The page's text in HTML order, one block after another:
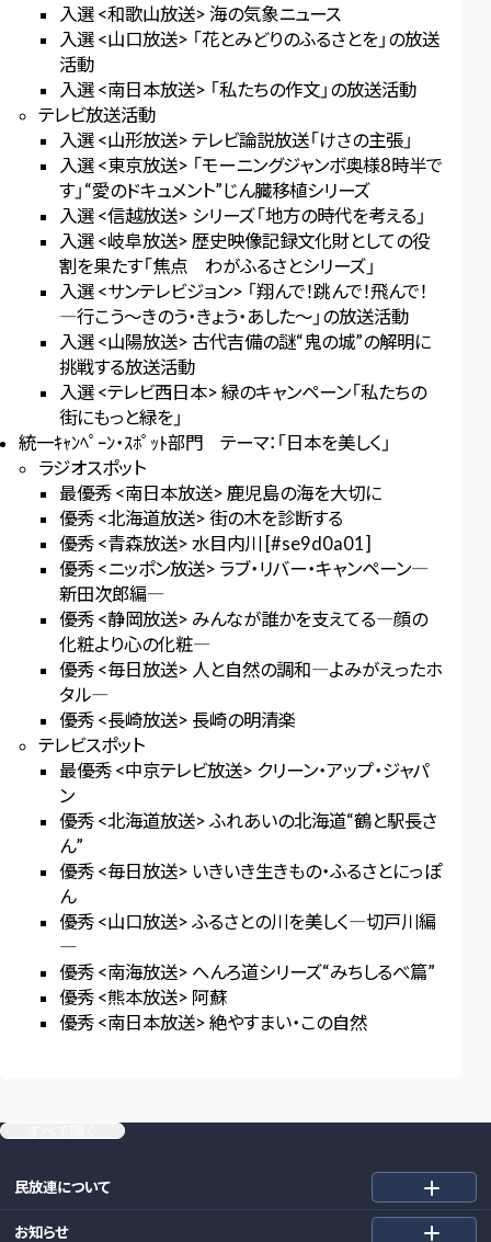
入選 <和歌山放送> 海の気象ニュース
入選 <山口放送> 「花とみどりのふるさとを」の放送
活動
入選 <南日本放送> 「私たちの作文」の放送活動
テレビ放送活動
入選 <山形放送> テレビ論説放送「けさの主張」
入選 <東京放送> 「モーニングジャンボ奥様8時半で
す」“愛のドキュメント”じん臓移植シリーズ
入選 <信越放送> シリーズ「地方の時代を考える」
入選 <岐阜放送> 歴史映像記録文化財としての役
割を果たす「焦点 わがふるさとシリーズ」
入選 <サンテレビジョン> 「翔んで！跳んで！飛んで！
―行こう～きのう・きょう・あした～」の放送活動
入選 <山陽放送> 古代吉備の謎“鬼の城”の解明に
挑戦する放送活動
入選 <テレビ西日本> 緑のキャンペーン「私たちの
街にもっと緑を」
統一ｷｬﾝﾍﾟｰﾝ・ｽﾎﾟｯﾄ部門 テーマ：「日本を美しく」
ラジオスポット
最優秀 <南日本放送> 鹿児島の海を大切に
優秀 <北海道放送> 街の木を診断する
優秀 <青森放送> 水目内川 [#se9d0a01]
優秀 <ニッポン放送> ラブ・リバー・キャンペーン―
新田次郎編―
優秀 <静岡放送> みんなが誰かを支えてる―顔の
化粧より心の化粧―
優秀 <毎日放送> 人と自然の調和―よみがえったホ
タル―
優秀 <長崎放送> 長崎の明清楽
テレビスポット
最優秀 <中京テレビ放送> クリーン・アップ・ジャパ
ン
優秀 <北海道放送> ふれあいの北海道“鶴と駅長さ
ん”
優秀 <毎日放送> いきいき生きもの・ふるさとにっぽ
ん
優秀 <山口放送> ふるさとの川を美しく―切戸川編
―
優秀 <南海放送> へんろ道シリーズ“みちしるべ篇”
優秀 <熊本放送> 阿蘇
優秀 <南日本放送> 絶やすまい・この自然
民放連について
お知らせ